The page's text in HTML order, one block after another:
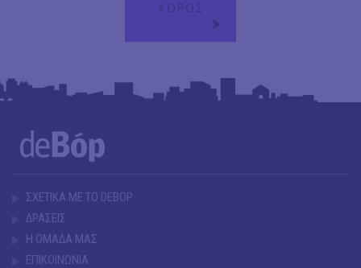
ΧΟΡΟΣ
ΣΧΕΤΙΚΑ ΜΕ ΤΟ DEBOP
ΔΡΑΣΕΙΣ
Η ΟΜΑΔΑ ΜΑΣ
ΕΠΙΚΟΙΝΩΝΙΑ